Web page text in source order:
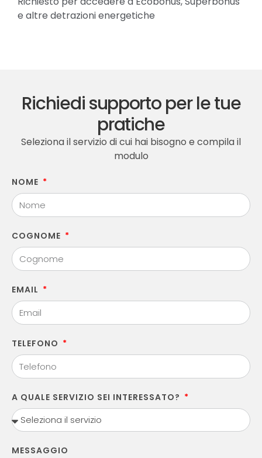
e altre detrazioni energetiche
Richiedi supporto per le tue
pratiche
Seleziona il servizio di cui hai bisogno e compila il
modulo
NOME
COGNOME
EMAIL
TELEFONO
A QUALE SERVIZIO SEI INTERESSATO?
MESSAGGIO